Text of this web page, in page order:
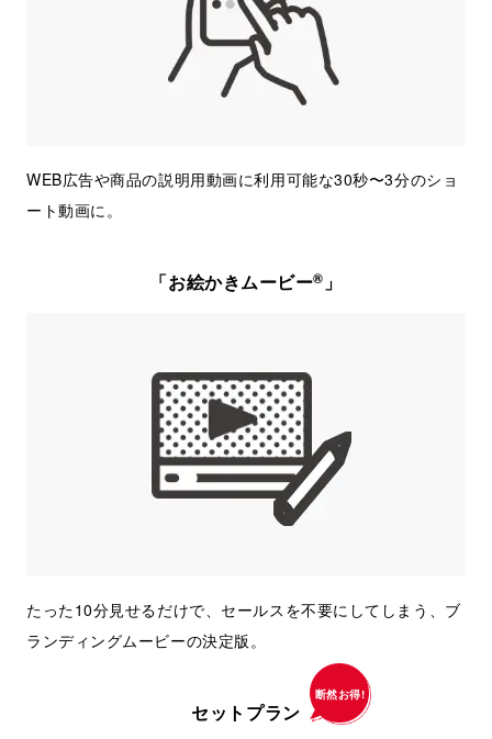
WEB広告や商品の説明用動画に利用可能な30秒〜3分のショ
ート動画に。
「お絵かきムービー® 」
たった10分見せるだけで、セールスを不要にしてしまう、ブ
ランディングムービーの決定版。
セットプラン
断然お得!